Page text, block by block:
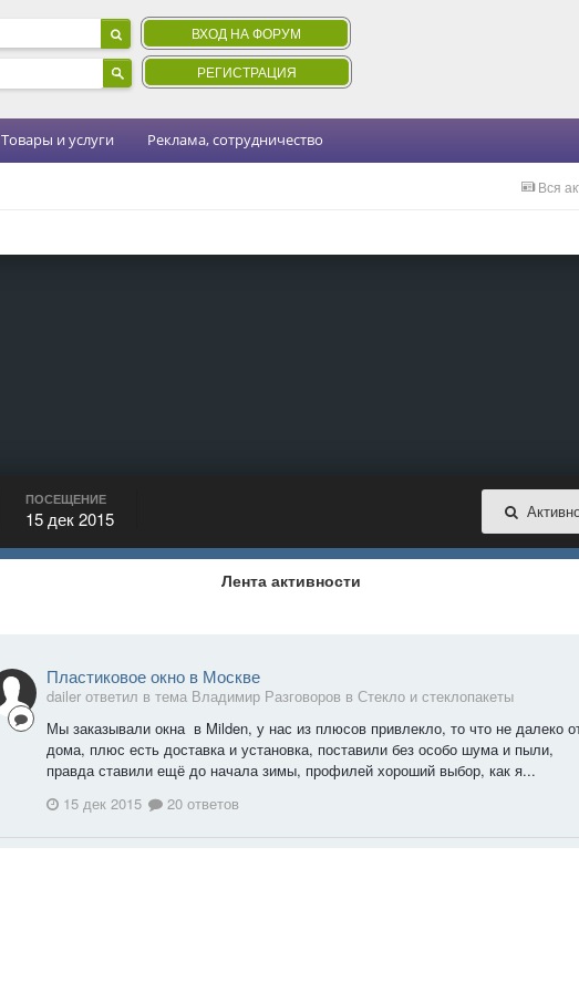
ВХОД НА ФОРУМ
РЕГИСТРАЦИЯ
Товары и услуги Реклама, сотрудничество
Вся
ПОСЕЩЕНИЕ
15 дек 2015
Лента активности
Пластиковое окно в Москве
dailer ответил в тема Владимир Разговоров в Стекло и стеклопакеты
Мы заказывали окна в Milden, у нас из плюсов привлекло, то что не далеко
дома, плюс есть доставка и установка, поставили без особо шума и пыли,
правда ставили ещё до начала зимы, профилей хороший выбор, как я...
15 дек 2015
20 ответов